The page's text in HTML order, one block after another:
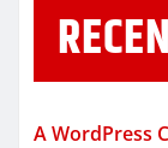
A WordPress